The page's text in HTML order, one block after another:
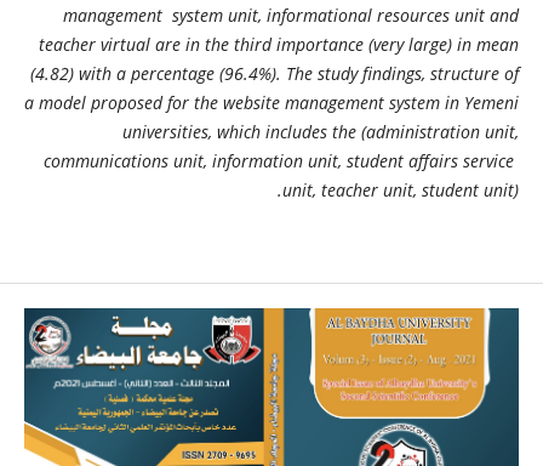
management system unit, informational resources unit and
teacher virtual are in the third importance (very large) in mean
(4.82) with a percentage (96.4%). The study findings, structure of
a model proposed for the website management system in Yemeni
universities, which includes the (administration unit,
communications unit, information unit, student affairs service
unit, teacher unit, student unit).